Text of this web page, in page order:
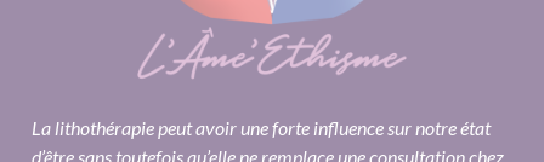
La lithothérapie peut avoir une forte influence sur notre état
d’être sans toutefois qu’elle ne remplace une consultation chez